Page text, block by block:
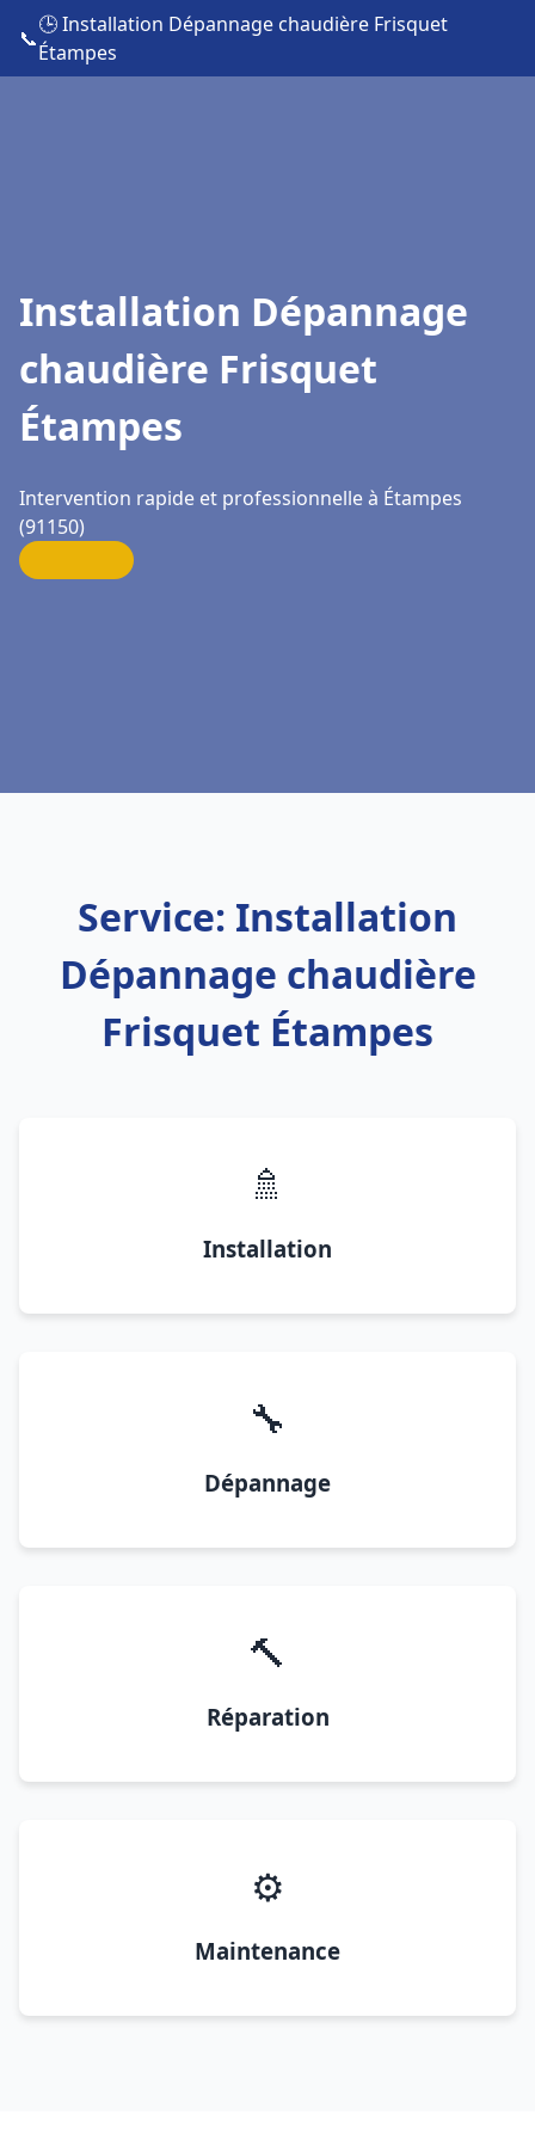
📞
🕒 Installation Dépannage chaudière Frisquet
Étampes
Installation Dépannage
chaudière Frisquet
Étampes
Intervention rapide et professionnelle à Étampes
(91150)
Service: Installation
Dépannage chaudière
Frisquet Étampes
🚿
Installation
🔧
Dépannage
🔨
Réparation
⚙️
Maintenance